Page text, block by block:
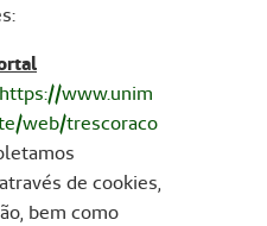
https://www.unim
web/trescoraco
de cookies,
bem como